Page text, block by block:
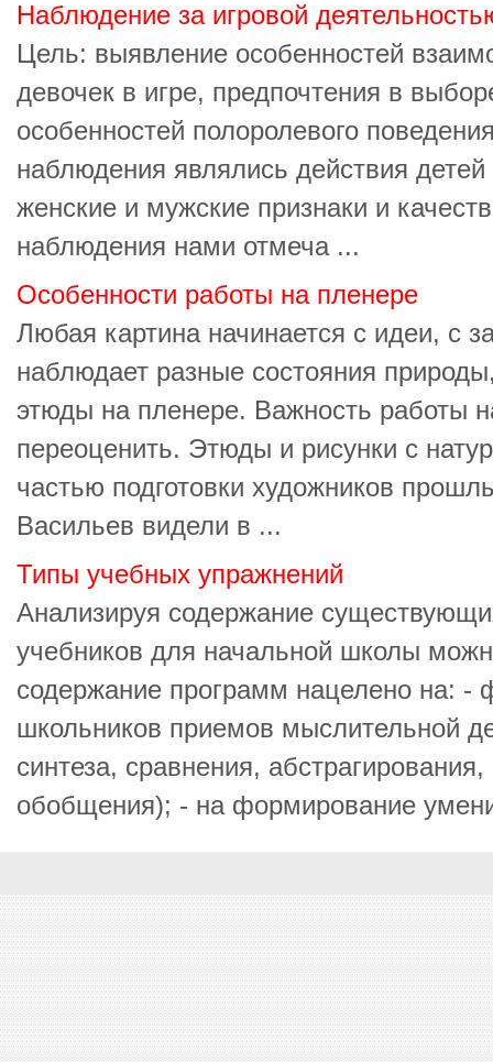
Наблюдение за игровой
Цель: выявление особенностей
девочек в игре, предпочтения в
особенностей полоролевого
наблюдения являлись действия
женские и мужские признаки и
наблюдения нами отмеча ...
Особенности работы на пленере
Любая картина начинается с идеи, с
наблюдает разные состояния
этюды на пленере. Важность работы
переоценить. Этюды и рисунки с
частью подготовки художников
Васильев видели в ...
Типы учебных упражнений
Анализируя содержание
учебников для начальной школы
содержание программ нацелено на: -
школьников приемов мыслительной
синтеза, сравнения, абстрагирования,
обобщения); - на формирование